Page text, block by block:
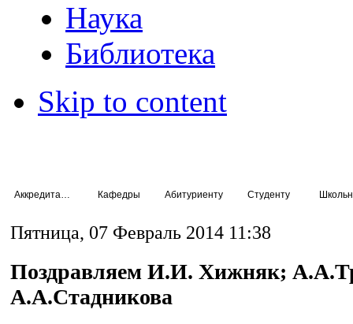
Наука
Библиотека
Skip to content
Кафедры Абитуриенту Студенту
Пятница, 07 Февраль 2014 11:38
Поздравляем И.И. Хижняк;
А.А.Стадникова